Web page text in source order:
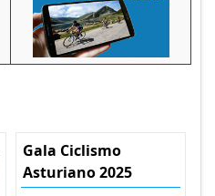
Gala Ciclismo
Asturiano 2025